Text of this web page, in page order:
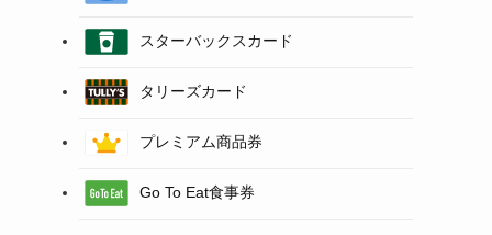
スターバックスカード
タリーズカード
プレミアム商品券
Go To Eat食事券